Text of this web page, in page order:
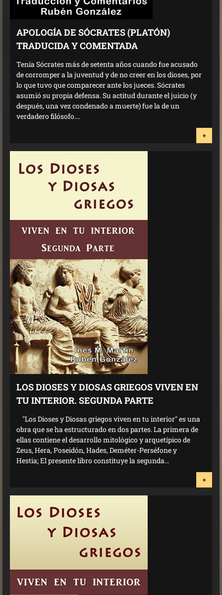
APOLOGÍA DE SÓCRATES (PLATÓN)
TRADUCIDA Y COMENTADA
Tenía Sócrates más de setenta años cuando fue acusado
de corromper a la juventud y de no creer en los dioses, por
lo que tuvo que comparecer ante los jueces. Sócrates
asumió su propia defensa. Su actitud durante el juicio (y
después, una vez condenado a muerte) fue la de un
verdadero filósofo....
+
LOS DIOSES Y DIOSAS GRIEGOS VIVEN EN
TU INTERIOR. SEGUNDA PARTE
"Los Dioses y Diosas griegos viven en tu interior" es una
obra que se ha estructurado en dos partes. La primera de
ellas contiene el desarrollo mitológico y arquetípico de
Zeus, Hera, Poseidón, Hades, Deméter-Perséfone y
Hestia; El presente libro constituye la segunda...
+